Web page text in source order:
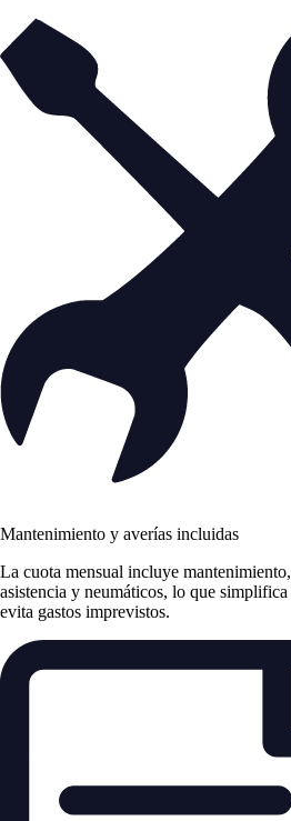
Mantenimiento y averías incluidas
La cuota mensual incluye
asistencia y neumáticos, lo que
evita gastos imprevistos.